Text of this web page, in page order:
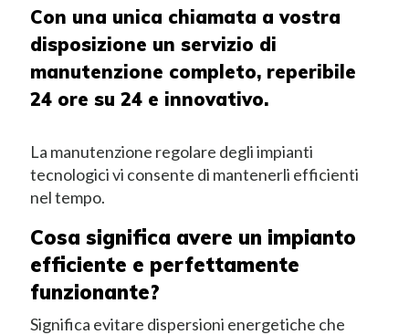
Con una unica chiamata a vostra
disposizione un servizio di
manutenzione completo, reperibile
24 ore su 24 e innovativo.
La manutenzione regolare degli impianti
tecnologici vi consente di mantenerli efficienti
nel tempo.
Cosa significa avere un impianto
efficiente e perfettamente
funzionante?
Significa evitare dispersioni energetiche che